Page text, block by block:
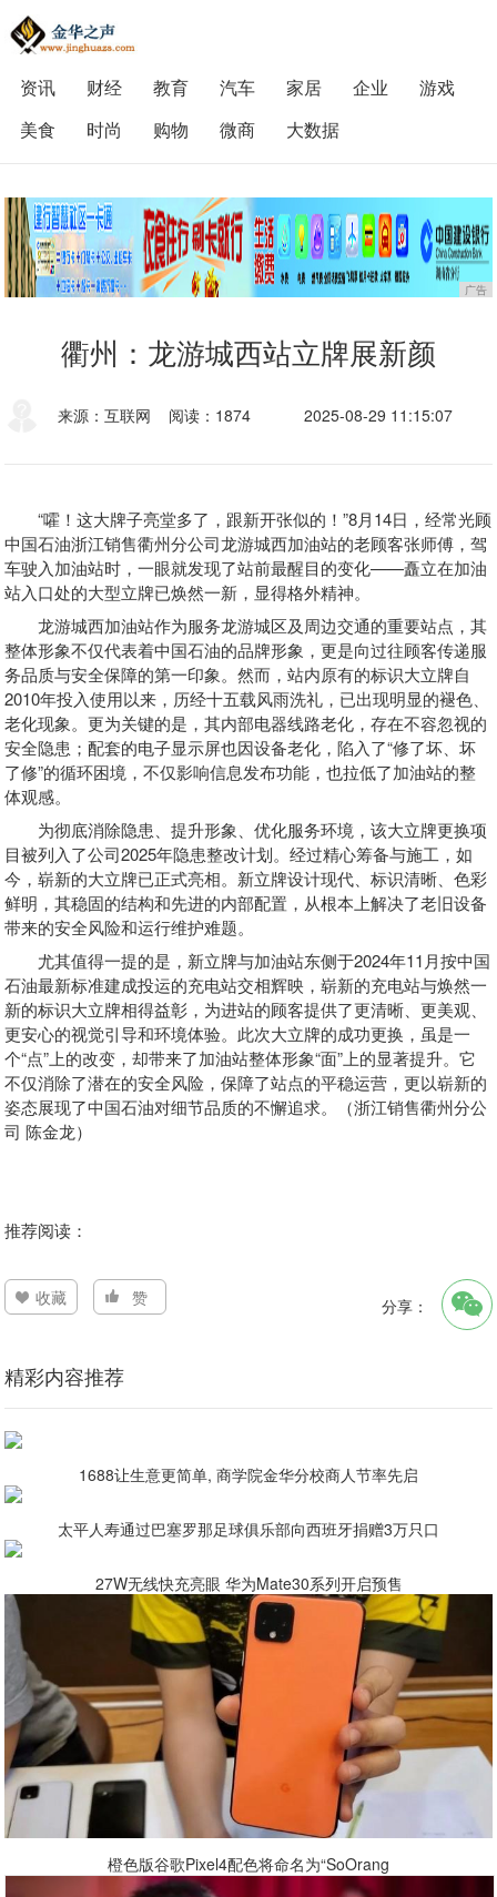
资讯 财经 教育 汽车 家居 企业
游戏
美食
时尚 购物 微商 大数据
广告
衢州：龙游城西站立牌展新颜
来源：互联网 阅读：1874 2025-08-29 11:15:07
“嚯！这大牌子亮堂多了，跟新开张似的！”8月14日，经常光顾
中国石油浙江销售衢州分公司龙游城西加油站的老顾客张师傅，驾
车驶入加油站时，一眼就发现了站前最醒目的变化——矗立在加油
站入口处的大型立牌已焕然一新，显得格外精神。
龙游城西加油站作为服务龙游城区及周边交通的重要站点，其
整体形象不仅代表着中国石油的品牌形象，更是向过往顾客传递服
务品质与安全保障的第一印象。然而，站内原有的标识大立牌自
2010年投入使用以来，历经十五载风雨洗礼，已出现明显的褪色、
老化现象。更为关键的是，其内部电器线路老化，存在不容忽视的
安全隐患；配套的电子显示屏也因设备老化，陷入了“修了坏、坏
了修”的循环困境，不仅影响信息发布功能，也拉低了加油站的整
体观感。
为彻底消除隐患、提升形象、优化服务环境，该大立牌更换项
目被列入了公司2025年隐患整改计划。经过精心筹备与施工，如
今，崭新的大立牌已正式亮相。新立牌设计现代、标识清晰、色彩
鲜明，其稳固的结构和先进的内部配置，从根本上解决了老旧设备
带来的安全风险和运行维护难题。
尤其值得一提的是，新立牌与加油站东侧于2024年11月按中国
石油最新标准建成投运的充电站交相辉映，崭新的充电站与焕然一
新的标识大立牌相得益彰，为进站的顾客提供了更清晰、更美观、
更安心的视觉引导和环境体验。此次大立牌的成功更换，虽是一
个“点”上的改变，却带来了加油站整体形象“面”上的显著提升。它
不仅消除了潜在的安全风险，保障了站点的平稳运营，更以崭新的
姿态展现了中国石油对细节品质的不懈追求。（浙江销售衢州分公
司 陈金龙）
推荐阅读：
收藏 赞 分享：
精彩内容推荐
1688让生意更简单, 商学院金华分校商人节率先启
太平人寿通过巴塞罗那足球俱乐部向西班牙捐赠3万只口
27W无线快充亮眼 华为Mate30系列开启预售
橙色版谷歌Pixel4配色将命名为“SoOrang